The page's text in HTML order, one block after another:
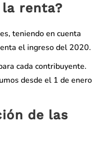
renta?
teniendo en cuenta
el ingreso del 2020.
cada contribuyente.
desde el 1 de enero
de las